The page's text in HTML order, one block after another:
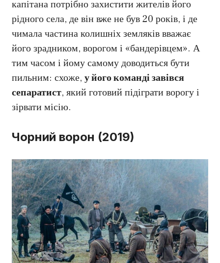
капітана потрібно захистити жителів його
рідного села, де він вже не був 20 років, і де
чимала частина колишніх земляків вважає
його зрадником, ворогом і «бандерівцем». А
тим часом і йому самому доводиться бути
пильним: схоже, у його команді завівся
сепаратист, який готовий підіграти ворогу і
зірвати місію.
Чорний ворон (2019)